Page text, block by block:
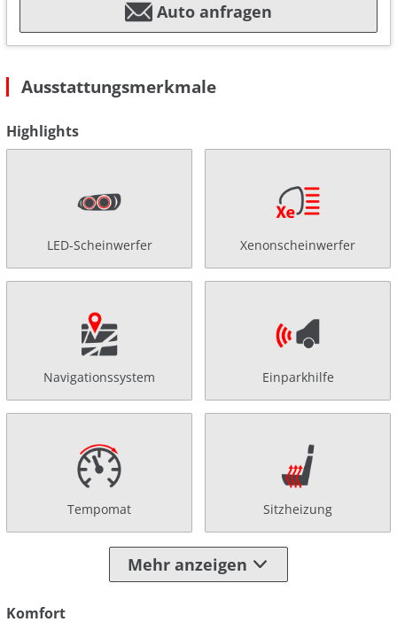
Auto anfragen
Ausstattungsmerkmale
Highlights
LED-Scheinwerfer Xenonscheinwerfer
Navigationssystem Einparkhilfe
Tempomat Sitzheizung
Mehr anzeigen
Komfort